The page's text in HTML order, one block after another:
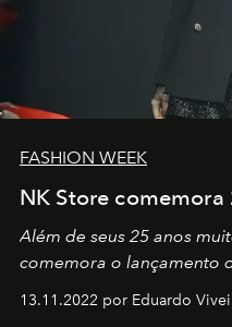
FASHION WEEK
NK Store
Além de seus 25 anos
comemora o lançamento
13.11.2022 por Eduardo